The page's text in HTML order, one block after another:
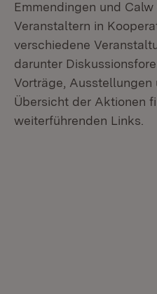
Emmendingen und
Veranstaltern in
verschiedene
darunter
Vorträge,
Übersicht der Aktionen
weiterführenden Links.